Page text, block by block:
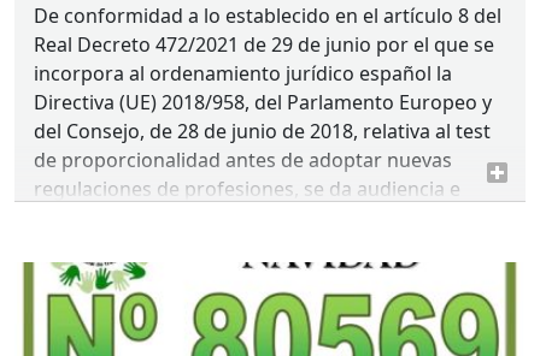
De conformidad a lo establecido en el artículo 8 del
Real Decreto 472/2021 de 29 de junio por el que se
incorpora al ordenamiento jurídico español la
Directiva (UE) 2018/958, del Parlamento Europeo y
del Consejo, de 28 de junio de 2018, relativa al test
de proporcionalidad antes de adoptar nuevas
regulaciones de profesiones, se da audiencia e